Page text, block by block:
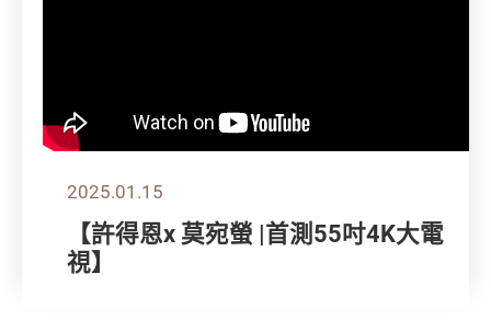
2025.01.15
【許得恩x 莫宛螢 |首測55吋4K大電
視】